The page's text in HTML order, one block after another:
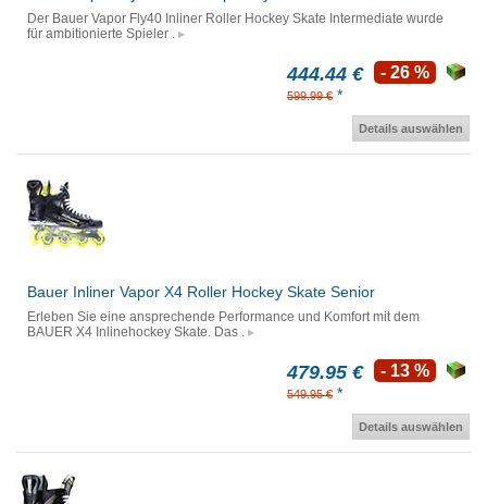
Der Bauer Vapor Fly40 Inliner Roller Hockey Skate Intermediate wurde
für ambitionierte Spieler .
444.44 €
599.99 € *
- 26 %
Details auswählen
Bauer Inliner Vapor X4 Roller Hockey Skate Senior
Erleben Sie eine ansprechende Performance und Komfort mit dem
BAUER X4 Inlinehockey Skate. Das .
479.95 €
549.95 € *
- 13 %
Details auswählen